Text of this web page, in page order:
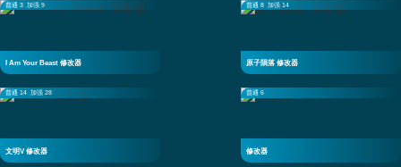
普通 3 加强 9
I Am Your Beast 修改器
普通 8 加强 14
原子隕落 修改器
普通 14 加强 28
文明V 修改器
普通 6
修改器